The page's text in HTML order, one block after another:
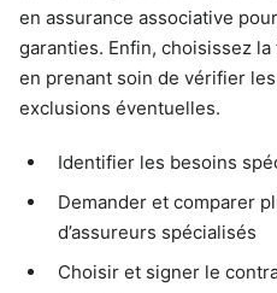
en assurance associative
garanties. Enfin, choisissez
en prenant soin de vérifier
exclusions éventuelles.
Identifier les besoins
Demander et comparer
d’assureurs spécialisés
Choisir et signer le